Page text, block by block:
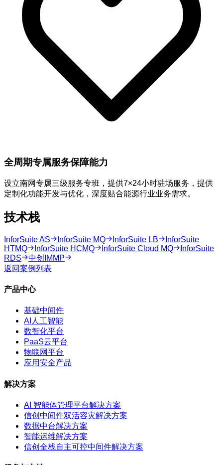
全周期专属服务保障能力
设立南网专属三级服务专班，提供7×24小时驻场服务，提供
定制化功能开发与优化，深度贴合能源行业业务需求。
技术栈
InforSuite AS InforSuite MQ InforSuite LB
InforSuite
HTMQ
InforSuite HCMQ InforSuite Cloud MQ
InforSuite
RDS
中创IMMP
返回案例列表
产品中心
基础中间件
AI人工智能
数智化平台
PaaS云平台
物联网平台
应用安全产品
解决方案
AI 智能体管理平台解决方案
信创中间件双活容灾解决方案
数据中台解决方案
智能运维解决方案
信创全栈自主可控中间件解决方案